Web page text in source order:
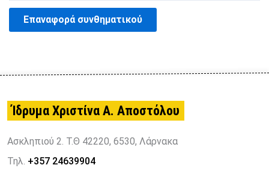
Επαναφορά συνθηματικού
Ίδρυμα Χριστίνα Α. Αποστόλου
Ασκληπιού 2. Τ.Θ 42220, 6530, Λάρνακα
Τηλ. +357 24639904